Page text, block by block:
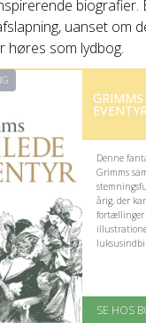
biografier.
uanset om
høres som lydbog.
Denne
Grimms
årig, der
fortællinger
På lager
SE HOS